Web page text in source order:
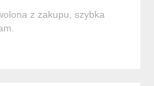
z zakupu, szybka